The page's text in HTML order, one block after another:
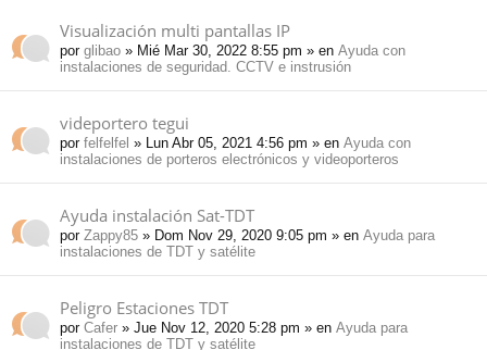
Visualización multi pantallas IP
por glibao » Mié Mar 30, 2022 8:55 pm » en Ayuda con
instalaciones de seguridad. CCTV e instrusión
videportero tegui
por felfelfel » Lun Abr 05, 2021 4:56 pm » en Ayuda con
instalaciones de porteros electrónicos y videoporteros
Ayuda instalación Sat-TDT
por Zappy85 » Dom Nov 29, 2020 9:05 pm » en Ayuda para
instalaciones de TDT y satélite
Peligro Estaciones TDT
por Cafer » Jue Nov 12, 2020 5:28 pm » en Ayuda para
instalaciones de TDT y satélite